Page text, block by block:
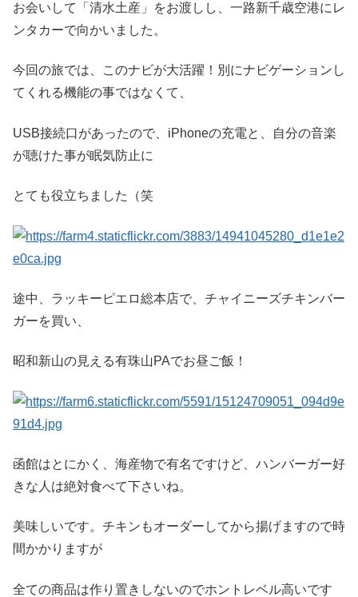
お会いして「清水土産」をお渡しし、一路新千歳空港にレ
ンタカーで向かいました。
今回の旅では、このナビが大活躍！別にナビゲーションし
てくれる機能の事ではなくて、
USB接続口があったので、iPhoneの充電と、自分の音楽
が聴けた事が眠気防止に
とても役立ちました（笑
途中、ラッキーピエロ総本店で、チャイニーズチキンバー
ガーを買い、
昭和新山の見える有珠山PAでお昼ご飯！
函館はとにかく、海産物で有名ですけど、ハンバーガー好
きな人は絶対食べて下さいね。
美味しいです。チキンもオーダーしてから揚げますので時
間かかりますが
全ての商品は作り置きしないのでホントレベル高いです